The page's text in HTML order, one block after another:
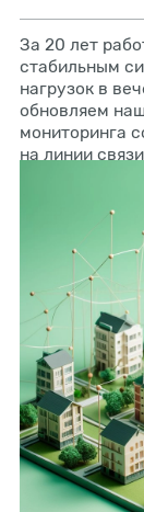
За 20 лет
стабильным
нагрузок в
обновляем
мониторинга
на линии